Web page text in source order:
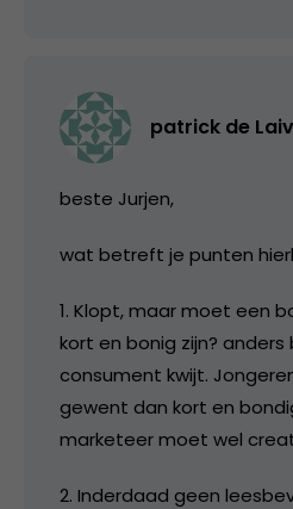
patrick de
beste Jurjen,
wat betreft je punten
1. Klopt, maar moet een
kort en bonig zijn? anders
consument kwijt.
gewent dan kort en
marketeer moet wel
2. Inderdaad geen